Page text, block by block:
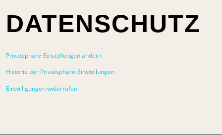
DATENSCHUTZ
Privatsphäre-Einstellungen ändern
Historie der Privatsphäre-Einstellungen
Einwilligungen widerrufen